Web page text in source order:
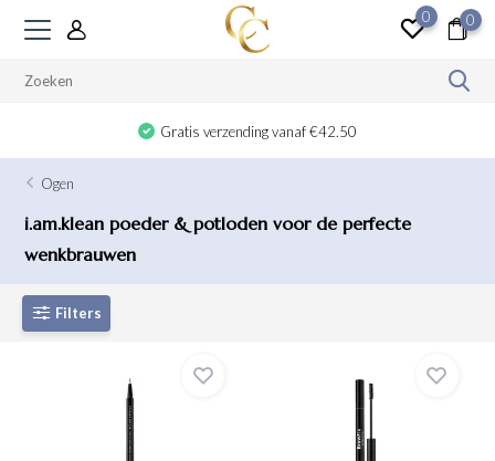
0 0
Gratis verzending vanaf €42.50
Ogen
i.am.klean poeder & potloden voor de perfecte
wenkbrauwen
Filters